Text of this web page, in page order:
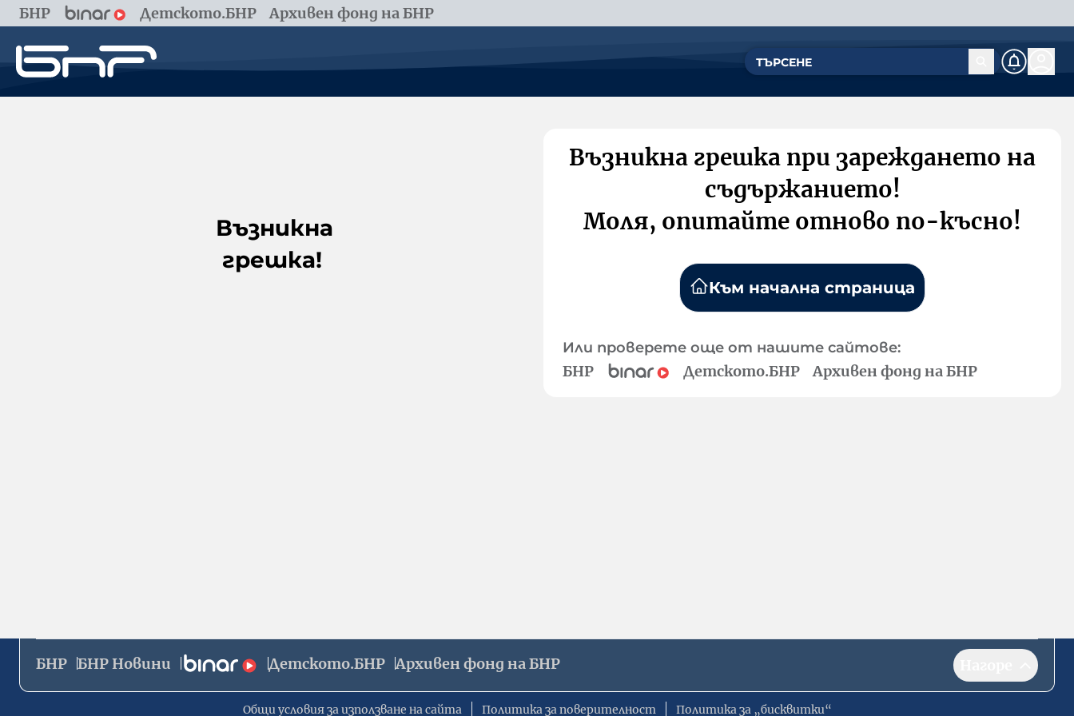
БНР Детското.БНР Архивен фонд на БНР
Възникна
грешка!
Възникна грешка при зареждането на
съдържанието!
Моля, опитайте отново по-късно!
Към начална страница
Или проверете още от нашите сайтове:
БНР Детското.БНР Архивен фонд на БНР
БНР БНР Новини Детското.БНР Архивен фонд на БНР
Общи условия за използване на сайта Политика за поверителност Политика за „бисквитки“